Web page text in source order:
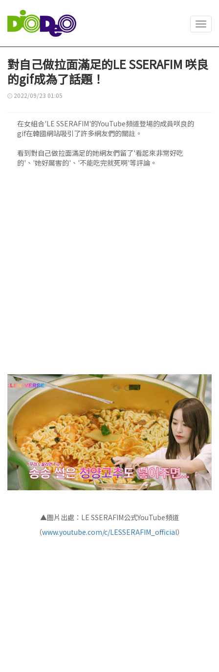
對自己做拉面滿足的LE SSERAFIM 咲良
的gif成為了話題！
2022/09/23 01:05
在女組合'LE SSERAFIM'的YouTube頻道登場的成員咲良的
gif在韓國網站吸引了許多網友們的關註。
看到對自己做拉面滿足的她網友們留了'看起來非常好吃
的'、'她好厲害的'、'不能吃完就死啊'等評論。
▲圖片出處：LE SSERAFIM公式YouTube頻道
（www.youtube.com/c/LESSERAFIM_official）